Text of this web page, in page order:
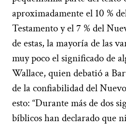
aproximadamente el 10 %
Testamento y el 7 % del
de estas, la mayoría de las
muy poco el significado de
Wallace, quien debatió a
de la confiabilidad del
esto: “Durante más de dos
bíblicos han declarado que